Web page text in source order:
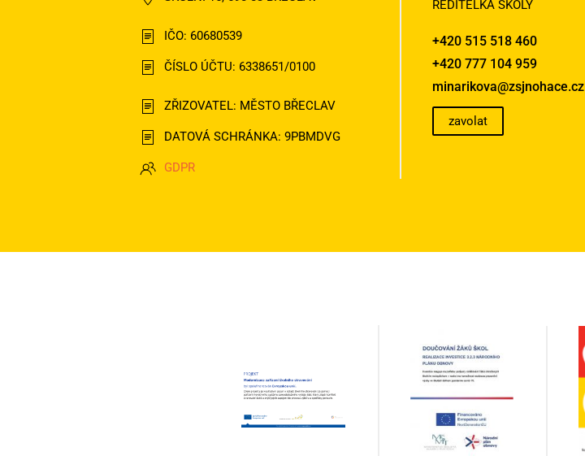
IČO: 60680539
ČÍSLO ÚČTU: 6338651/0100
ZŘIZOVATEL: MĚSTO BŘECLAV
DATOVÁ SCHRÁNKA: 9PBMDVG
GDPR
ŘEDITELKA ŠKOLY
+420 515 518 460
+420 777 104 959
minarikova@zsjnohace.cz
zavolat